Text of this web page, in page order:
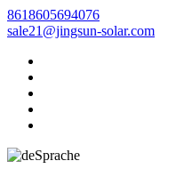
8618605694076
sale21@jingsun-solar.com
Sprache